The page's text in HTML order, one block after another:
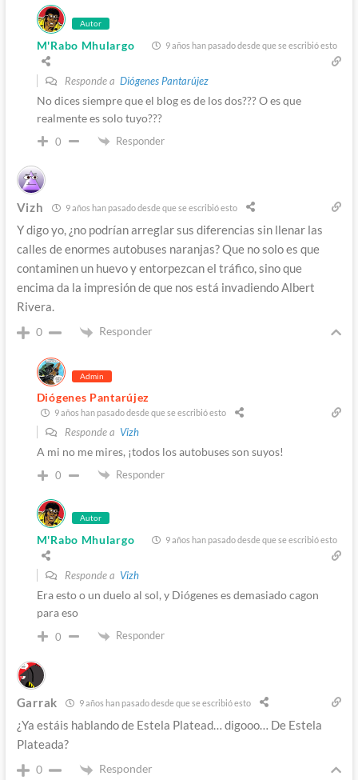
Autor
M'Rabo Mhulargo 9 años han pasado desde que se escribió esto
Responde a Diógenes Pantarújez
No dices siempre que el blog es de los dos??? O es que
realmente es solo tuyo???
0 Responder
Vizh 9 años han pasado desde que se escribió esto
Y digo yo, ¿no podrían arreglar sus diferencias sin llenar las
calles de enormes autobuses naranjas? Que no solo es que
contaminen un huevo y entorpezcan el tráfico, sino que
encima da la impresión de que nos está invadiendo Albert
Rivera.
0 Responder
Admin
Diógenes Pantarújez
9 años han pasado desde que se escribió esto
Responde a Vizh
A mi no me mires, ¡todos los autobuses son suyos!
0 Responder
Autor
M'Rabo Mhulargo 9 años han pasado desde que se escribió esto
Responde a Vizh
Era esto o un duelo al sol, y Diógenes es demasiado cagon
para eso
0 Responder
Garrak 9 años han pasado desde que se escribió esto
¿Ya estáis hablando de Estela Platead… digooo… De Estela
Plateada?
0 Responder